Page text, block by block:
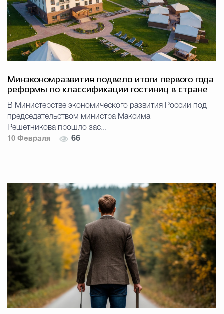
Минэкономразвития подвело итоги первого года
реформы по классификации гостиниц в стране
В Министерстве экономического развития России под
председательством министра Максима
Решетникова прошло зас...
10 Февраля
66